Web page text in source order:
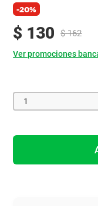
-20%
$ 130 $ 162
Ver promociones
1